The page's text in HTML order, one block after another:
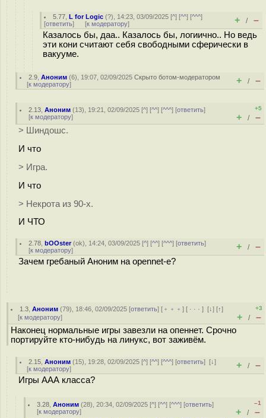
5.77 ,L for Logic (?), 14:23, 03/09/2025 [^] [^^] [^^^]
[ответить] [к модератору] + / –
Казалось бы, даа.. Казалось бы, логиично.. Но ведь
эти кони считают себя свободными сферически в
вакууме.
2.9 ,Аноним (6), 19:07, 02/09/2025Скрыто ботом-модератором
[к модератору] + / –
2.13 ,Аноним (13), 19:21, 02/09/2025 [^] [^^] [^^^] [ответить]
[к модератору]
+5
+ / –
> Шиндошс.
И что
> Игра.
И что
> Некрота из 90-х.
И ЧТО
2.78 ,bOOster(ok), 14:24, 03/09/2025 [^] [^^] [^^^] [ответить]
[к модератору] + / –
Зачем гребаный Аноним на opennet-е?
1.3 ,Аноним (79), 18:46, 02/09/2025 [ответить] [ ﹢﹢﹢] [ · · ·][↓] [↑]
[к модератору]
+3
+ / –
Наконец нормальные игры завезли на опеннет. Срочно
портируйте кто-нибудь на линукс, вот заживём.
2.15 ,Аноним (15), 19:28, 02/09/2025 [^] [^^] [^^^] [ответить][↓]
[к модератору] + / –
Игры ААА класса?
3.28 ,Аноним (28), 20:34, 02/09/2025 [^] [^^] [^^^] [ответить]
[к модератору]
–1
+ / –